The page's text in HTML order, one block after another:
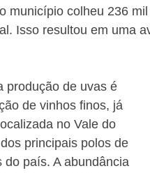
município colheu 236
Isso resultou em uma
produção de uvas é
de vinhos finos, já
no Vale do
principais polos de
do país. A abundância